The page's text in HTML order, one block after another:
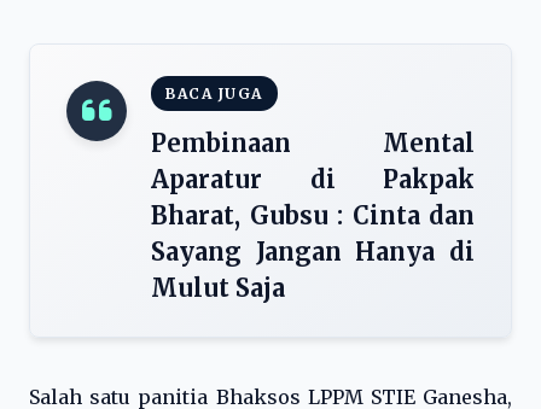
BACA JUGA
Pembinaan Mental
Aparatur di Pakpak
Bharat, Gubsu : Cinta dan
Sayang Jangan Hanya di
Mulut Saja
Salah satu panitia Bhaksos LPPM STIE Ganesha,